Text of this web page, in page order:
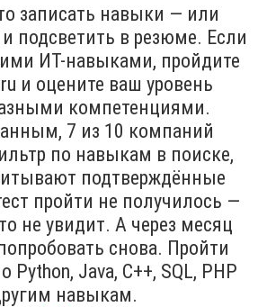
записать навыки — или
подсветить в резюме. Если
ИТ-навыками, пройдите
и оцените ваш уровень
компетенциями.
7 из 10 компаний
по навыкам в поиске,
подтверждённые
пройти не получилось —
не увидит. А через месяц
снова. Пройти
Python, Java, С++, SQL, PHP
навыкам.